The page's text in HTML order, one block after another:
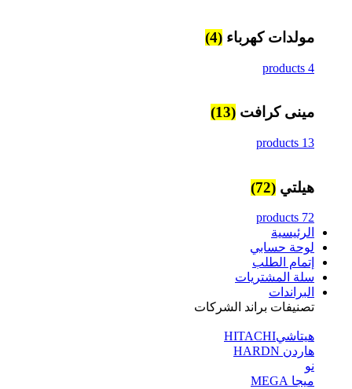
مولدات كهرباء (4)
4 products
مينى كرافت (13)
13 products
هيلتي (72)
72 products
الرئيسية
لوحة حسابي
إتمام الطلب
سلة المشتريات
البراندات
تصنيفات براند الشركات
هيتاشيHITACHI
هاردن HARDN
نو
ميجا MEGA